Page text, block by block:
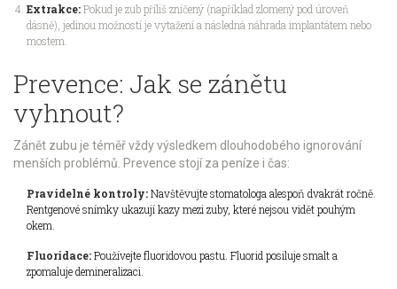
Extrakce:Pokud je zub příliš zničený (například zlomený pod úroveň
dásně), jedinou možností je vytažení a následná náhrada implantátem nebo
mostem.
Prevence: Jak se zánětu
vyhnout?
Zánět zubu je téměř vždy výsledkem dlouhodobého ignorování
menších problémů. Prevence stojí za peníze i čas:
Pravidelné kontroly:Navštěvujte stomatologa alespoň dvakrát ročně.
Rentgenové snímky ukazují kazy mezi zuby, které nejsou vidět pouhým
okem.
Fluoridace:Používejte fluoridovou pastu. Fluorid posiluje smalt a
zpomaluje demineralizaci.